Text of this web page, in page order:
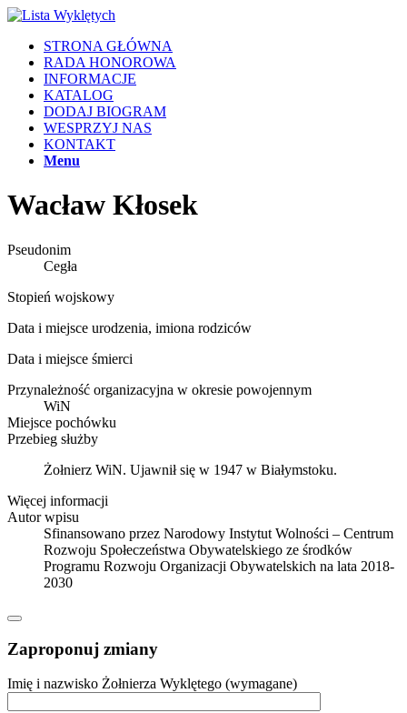
STRONA GŁÓWNA
RADA HONOROWA
INFORMACJE
KATALOG
DODAJ BIOGRAM
WESPRZYJ NAS
KONTAKT
Menu
Wacław Kłosek
Pseudonim
Cegła
Stopień wojskowy
Data i miejsce urodzenia, imiona rodziców
Data i miejsce śmierci
Przynależność organizacyjna w okresie powojennym
WiN
Miejsce pochówku
Przebieg służby
Żołnierz WiN. Ujawnił się w 1947 w Białymstoku.
Więcej informacji
Autor wpisu
Sfinansowano przez Narodowy Instytut Wolności – Centrum
Rozwoju Społeczeństwa Obywatelskiego ze środków
Programu Rozwoju Organizacji Obywatelskich na lata 2018-
2030
Zaproponuj zmiany
Imię i nazwisko Żołnierza Wyklętego (wymagane)